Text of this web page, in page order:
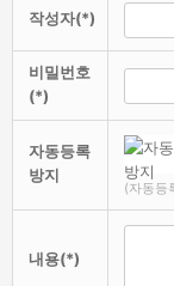
작성자(*)
비밀번호
(*)
자동등록
방지
(자동등
내용(*)